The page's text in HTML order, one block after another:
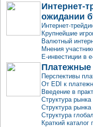
Интернет-
ожидании
Интернет-
Крупнейшие
Валютный
Мнения
E-инвестиции в
Перспективы
От EDI к
Введение в
Структура
Структура
Структура
Краткий